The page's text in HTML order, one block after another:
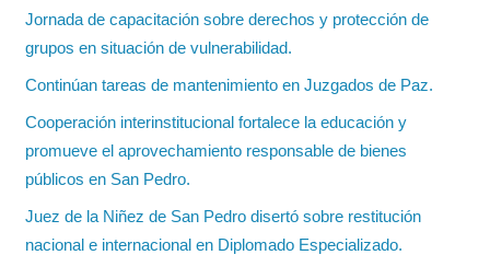
Jornada de capacitación sobre derechos y protección de
grupos en situación de vulnerabilidad.
Continúan tareas de mantenimiento en Juzgados de Paz.
Cooperación interinstitucional fortalece la educación y
promueve el aprovechamiento responsable de bienes
públicos en San Pedro.
Juez de la Niñez de San Pedro disertó sobre restitución
nacional e internacional en Diplomado Especializado.